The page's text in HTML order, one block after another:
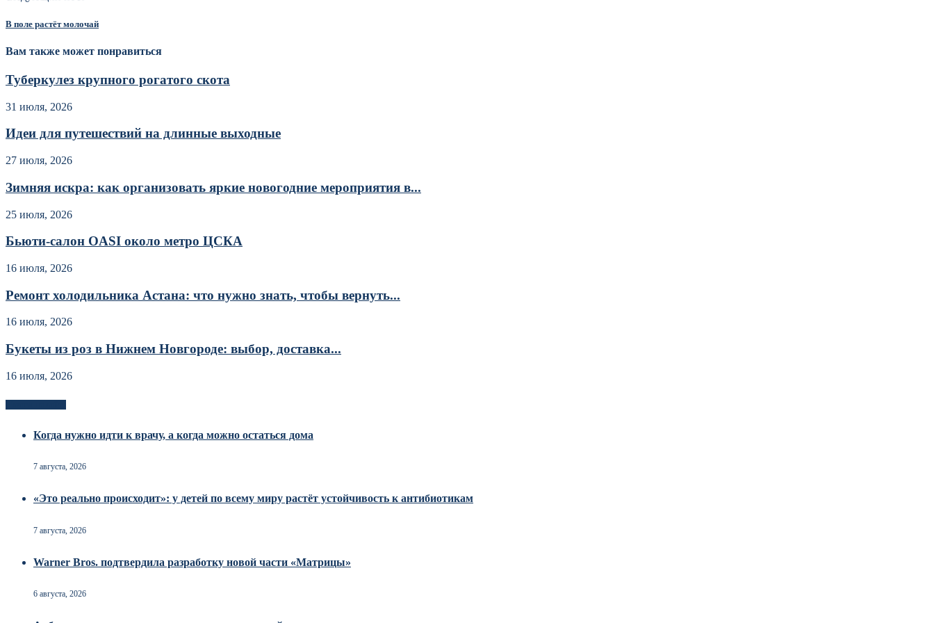
В поле растёт молочай
Вам также может понравиться
Туберкулез крупного рогатого скота
31 июля, 2026
Идеи для путешествий на длинные выходные
27 июля, 2026
Зимняя искра: как организовать яркие новогодние мероприятия в...
25 июля, 2026
Бьюти-салон OASI около метро ЦСКА
16 июля, 2026
Ремонт холодильника Астана: что нужно знать, чтобы вернуть...
16 июля, 2026
Букеты из роз в Нижнем Новгороде: выбор, доставка...
16 июля, 2026
Когда нужно идти к врачу, а когда можно остаться дома
7 августа, 2026
«Это реально происходит»: у детей по всему миру растёт устойчивость к антибиотикам
7 августа, 2026
Warner Bros. подтвердила разработку новой части «Матрицы»
6 августа, 2026